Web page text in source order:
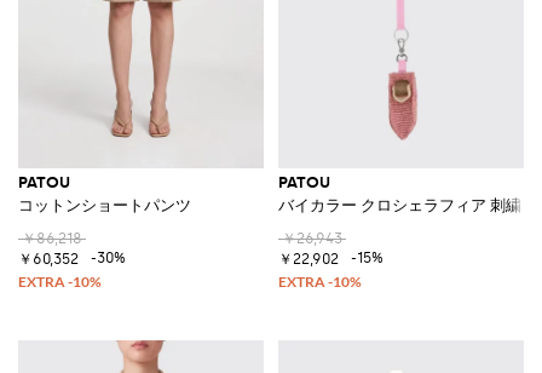
PATOU
コットンショートパンツ
￥86,218
￥60,352
-30%
PATOU
バイカラー クロシェラフィア 刺繍
￥26,943
￥22,902
-15%